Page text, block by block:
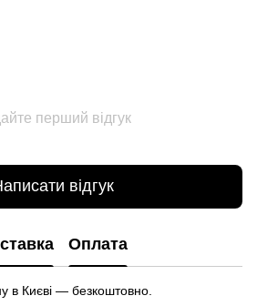
перший відгук
відгук
Оплата
в Києві — безкоштовно.